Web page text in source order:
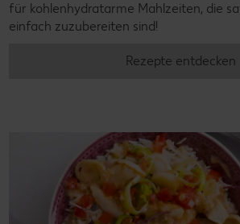
für kohlenhydratarme Mahlzeiten, die
einfach zuzubereiten sind!
Rezepte entdecken